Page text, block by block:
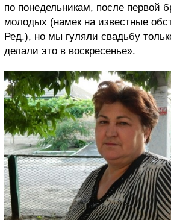
по понедельникам, после первой
молодых (намек на известные
Ред.), но мы гуляли свадьбу
делали это в воскресенье».